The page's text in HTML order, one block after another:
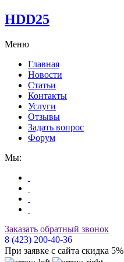
HDD25
Меню
Главная
Новости
Статьи
Контакты
Услуги
Отзывы
Задать вопрос
Форум
Мы:
Заказать обратный звонок
8 (423) 200-40-36
При заявке с сайта скидка 5%